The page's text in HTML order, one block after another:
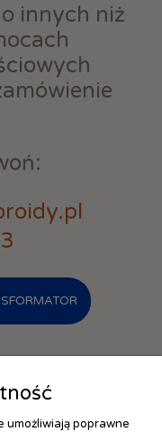
innych niż
umożliwiają poprawne